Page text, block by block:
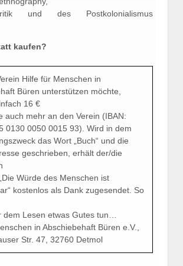
und des Postkolonialismus
kaufen?
Hilfe für Menschen in
Büren unterstützen möchte,
16 €
auch mehr an den Verein (IBAN:
0130 0050 0015 93). Wird in dem
das Wort „Buch“ und die
geschrieben, erhält der/die
Würde des Menschen ist
kostenlos als Dank zugesendet. So
dem Lesen etwas Gutes tun…
in Abschiebehaft Büren e.V.,
Str. 47, 32760 Detmol